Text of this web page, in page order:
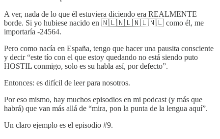
A ver, nada de lo que él estuviera diciendo era REALMENTE
borde. Si yo hubiese nacido en 🇳🇱🇳🇱🇳🇱🇳🇱 como él, me
importaría -24564.
Pero como nacía en España, tengo que hacer una pausita consciente
y decir “este tío con el que estoy quedando no está siendo puto
HOSTIL conmigo, solo es su habla así, por defecto”.
Entonces: es difícil de leer para nosotros.
Por eso mismo, hay muchos episodios en mi podcast (y más que
habrá) que van más allá de “mira, pon la punta de la lengua aquí”.
Un claro ejemplo es el episodio #9.